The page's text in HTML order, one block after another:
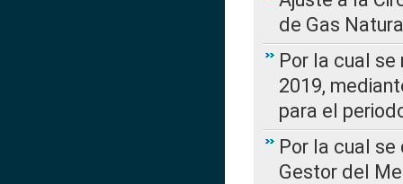
de Gas
Por la cual se
2019,
para el
Por la cual
Gestor del